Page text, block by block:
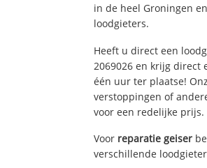
in de heel Groningen
loodgieters.
Heeft u direct een
2069026 en krijg
één uur ter plaatse!
verstoppingen of
voor een redelijke prijs.
Voor reparatie geiser
verschillende